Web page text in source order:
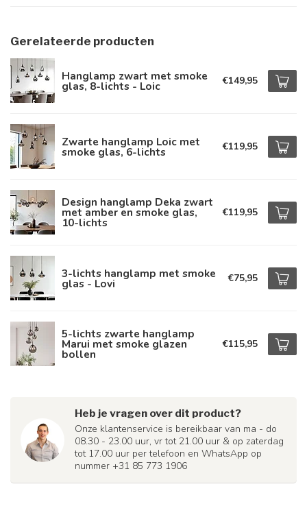
Gerelateerde producten
Hanglamp zwart met smoke
glas, 8-lichts - Loic €149,95
Zwarte hanglamp Loic met
smoke glas, 6-lichts €119,95
Design hanglamp Deka zwart
met amber en smoke glas,
10-lichts
€119,95
3-lichts hanglamp met smoke
glas - Lovi €75,95
5-lichts zwarte hanglamp
Marui met smoke glazen
bollen
€115,95
Heb je vragen over dit product?
Onze klantenservice is bereikbaar van ma - do
08.30 - 23.00 uur, vr tot 21.00 uur & op zaterdag
tot 17.00 uur per telefoon en WhatsApp op
nummer +31 85 773 1906